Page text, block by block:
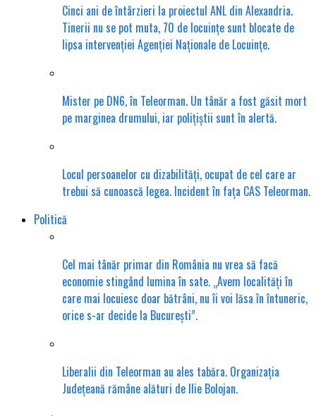
Cinci ani de întârzieri la proiectul ANL din Alexandria.
Tinerii nu se pot muta, 70 de locuințe sunt blocate de
lipsa intervenției Agenției Naționale de Locuințe.
Mister pe DN6, în Teleorman. Un tânăr a fost găsit mort
pe marginea drumului, iar polițiștii sunt în alertă.
Locul persoanelor cu dizabilități, ocupat de cel care ar
trebui să cunoască legea. Incident în fața CAS Teleorman.
Politică
Cel mai tânăr primar din România nu vrea să facă
economie stingând lumina în sate. „Avem localități în
care mai locuiesc doar bătrâni, nu îi voi lăsa în întuneric,
orice s-ar decide la București”.
Liberalii din Teleorman au ales tabăra. Organizația
Județeană rămâne alături de Ilie Bolojan.